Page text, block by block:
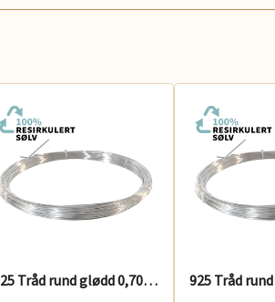
925 Tråd rund glødd 0,70 mm 100 g